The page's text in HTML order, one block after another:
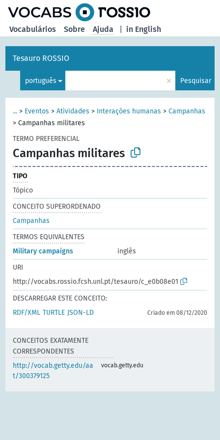
in English
Vocabulários Sobre Ajuda
Tesauro ROSSIO
português × Pesquisar
... > Eventos >Atividades > Interações humanas >Campanhas
>Campanhas militares
TERMO PREFERENCIAL
Campanhas militares
TIPO
Tópico
CONCEITO SUPERORDENADO
Campanhas
TERMOS EQUIVALENTES
Military campaigns
inglês
URI
http://vocabs.rossio.fcsh.unl.pt/tesauro/c_e0b08e01
DESCARREGAR ESTE CONCEITO:
RDF/XML TURTLE JSON-LD Criado em 08/12/2020
CONCEITOS EXATAMENTE
CORRESPONDENTES
http://vocab.getty.edu/aa
t/300379125
vocab.getty.edu